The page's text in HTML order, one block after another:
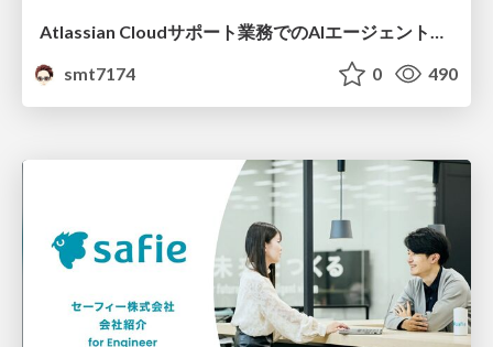
smt7174
0 490